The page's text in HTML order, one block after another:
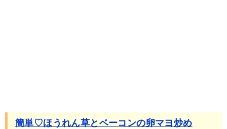
簡単♡ほうれん草とベーコンの卵マヨ炒め